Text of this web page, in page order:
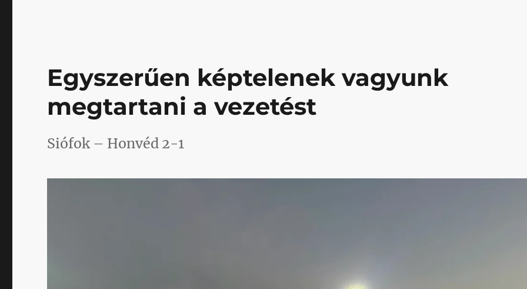
Egyszerűen képtelenek vagyunk
megtartani a vezetést
Siófok – Honvéd 2-1